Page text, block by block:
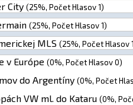
City (25%, Počet Hlasov 1)
(25%, Počet Hlasov 1)
MLS (25%, Počet Hlasov
v Európe (0%, Počet Hlasov 0)
do Argentíny (0%, Počet
VW ml. do Kataru (0%,